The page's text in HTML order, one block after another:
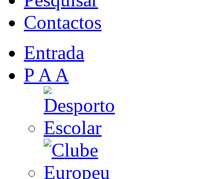
Contactos
Entrada
P A A